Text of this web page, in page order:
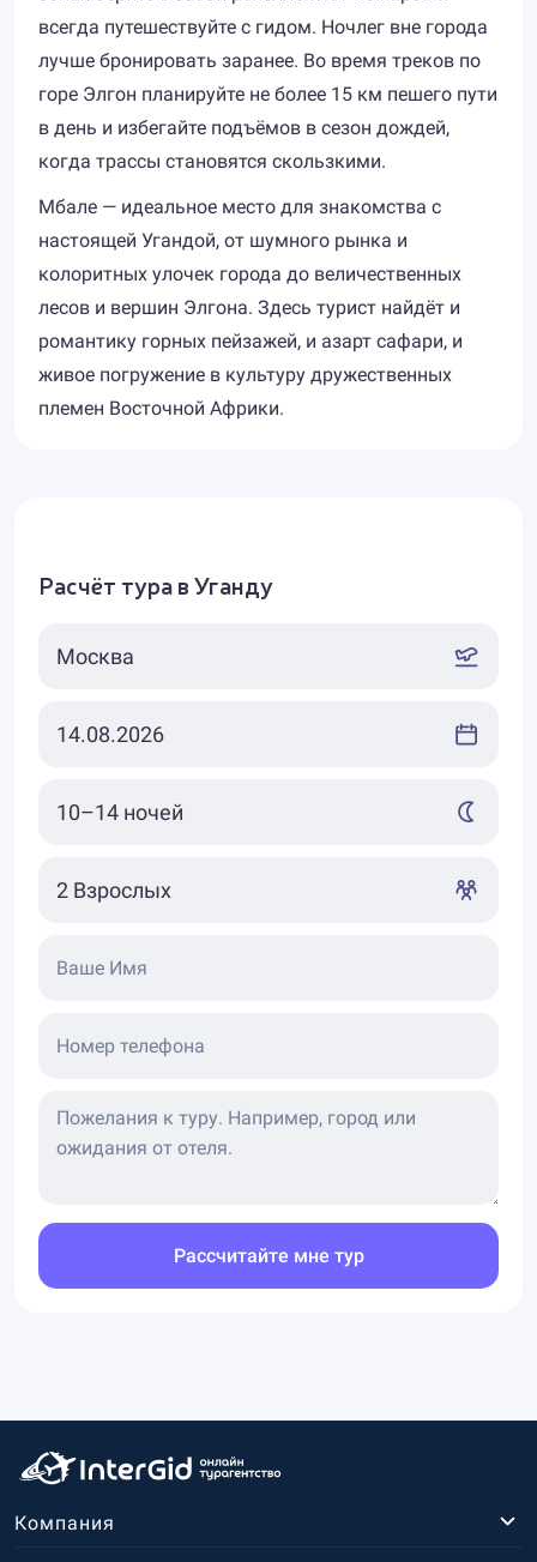
всегда путешествуйте с гидом. Ночлег вне города
лучше бронировать заранее. Во время треков по
горе Элгон планируйте не более 15 км пешего пути
в день и избегайте подъёмов в сезон дождей,
когда трассы становятся скользкими.
Мбале — идеальное место для знакомства с
настоящей Угандой, от шумного рынка и
колоритных улочек города до величественных
лесов и вершин Элгона. Здесь турист найдёт и
романтику горных пейзажей, и азарт сафари, и
живое погружение в культуру дружественных
племен Восточной Африки.
Расчёт тура в Уганду
Ваше Имя
Номер телефона
Рассчитайте мне тур
Компания